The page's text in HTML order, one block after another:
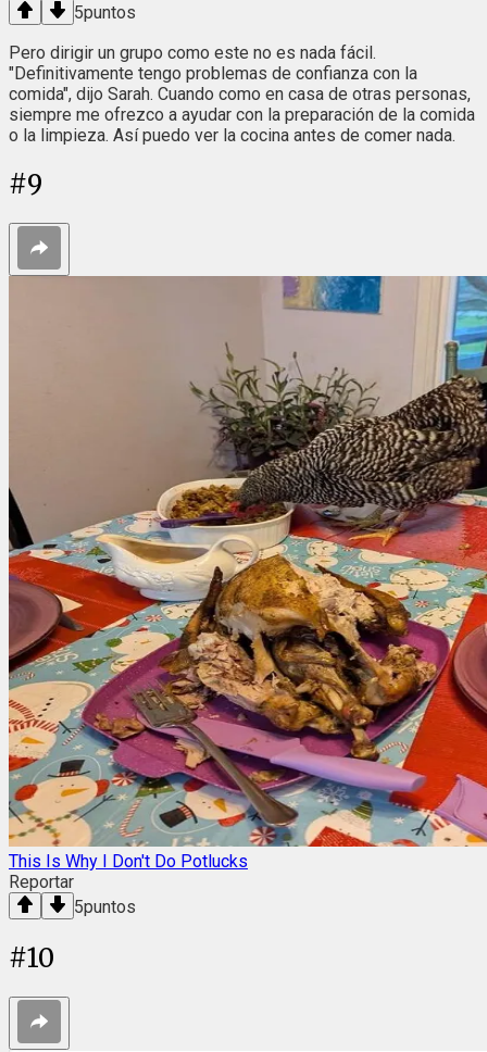
5puntos
Pero dirigir un grupo como este no es nada fácil.
"Definitivamente tengo problemas de confianza con la
comida", dijo Sarah. Cuando como en casa de otras personas,
siempre me ofrezco a ayudar con la preparación de la comida
o la limpieza. Así puedo ver la cocina antes de comer nada.
#9
This Is Why I Don't Do Potlucks
Reportar
5puntos
#10